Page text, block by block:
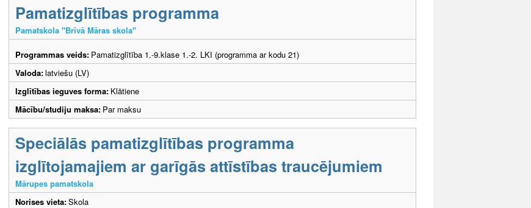
Pamatizglītības programma
Pamatskola "Brīvā Māras skola"
Programmas veids: Pamatizglītība 1.-9.klase 1.-2. LKI (programma ar kodu 21)
Valoda:latviešu (LV)
Izglītības ieguves forma: Klātiene
Mācību/studiju maksa: Par maksu
Speciālās pamatizglītības programma
izglītojamajiem ar garīgās attīstības traucējumiem
Mārupes pamatskola
Norises vieta:Skola